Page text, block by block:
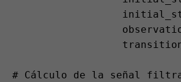
# Cálculo de la señal
state_means, _ =
data['Kalman_Signal'] =